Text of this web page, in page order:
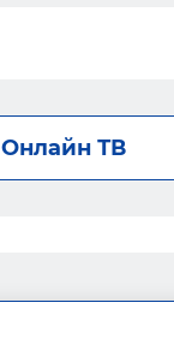
Онлайн ТВ